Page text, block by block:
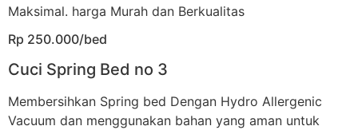
Maksimal. harga Murah dan Berkualitas
Rp 250.000/bed
Cuci Spring Bed no 3
Membersihkan Spring bed Dengan Hydro Allergenic
Vacuum dan menggunakan bahan yang aman untuk